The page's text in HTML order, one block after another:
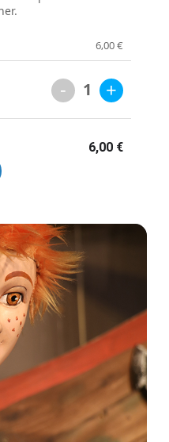
.
6,00€
- 1 +
6,00 €